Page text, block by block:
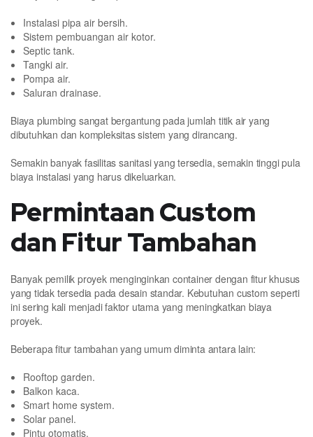
Instalasi pipa air bersih.
Sistem pembuangan air kotor.
Septic tank.
Tangki air.
Pompa air.
Saluran drainase.
Biaya plumbing sangat bergantung pada jumlah titik air yang
dibutuhkan dan kompleksitas sistem yang dirancang.
Semakin banyak fasilitas sanitasi yang tersedia, semakin tinggi pula
biaya instalasi yang harus dikeluarkan.
Permintaan Custom
dan Fitur Tambahan
Banyak pemilik proyek menginginkan container dengan fitur khusus
yang tidak tersedia pada desain standar. Kebutuhan custom seperti
ini sering kali menjadi faktor utama yang meningkatkan biaya
proyek.
Beberapa fitur tambahan yang umum diminta antara lain:
Rooftop garden.
Balkon kaca.
Smart home system.
Solar panel.
Pintu otomatis.